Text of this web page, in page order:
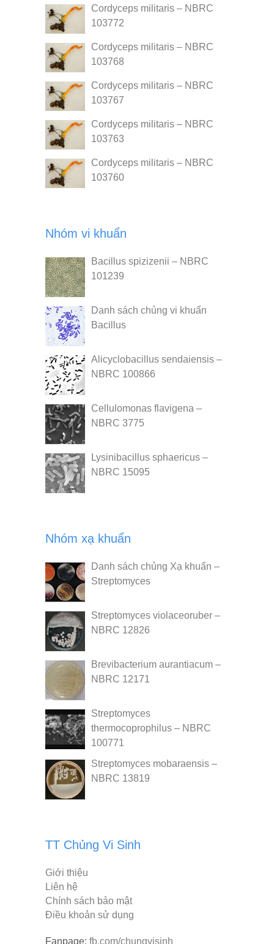
Cordyceps militaris – NBRC
103772
Cordyceps militaris – NBRC
103768
Cordyceps militaris – NBRC
103767
Cordyceps militaris – NBRC
103763
Cordyceps militaris – NBRC
103760
Nhóm vi khuẩn
Bacillus spizizenii – NBRC
101239
Danh sách chủng vi khuẩn
Bacillus
Alicyclobacillus sendaiensis –
NBRC 100866
Cellulomonas flavigena –
NBRC 3775
Lysinibacillus sphaericus –
NBRC 15095
Nhóm xạ khuẩn
Danh sách chủng Xạ khuẩn –
Streptomyces
Streptomyces violaceoruber –
NBRC 12826
Brevibacterium aurantiacum –
NBRC 12171
Streptomyces
thermocoprophilus – NBRC
100771
Streptomyces mobaraensis –
NBRC 13819
TT Chủng Vi Sinh
Giới thiệu
Liên hệ
Chính sách bảo mật
Điều khoản sử dụng
Fanpage: fb.com/chungvisinh